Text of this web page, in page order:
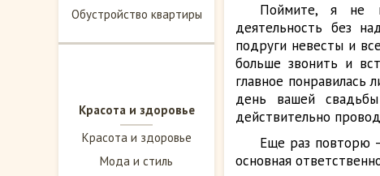
Обустройство квартиры
Красота и здоровье
Красота и здоровье
Мода и стиль
Поймите, я не
деятельность без
подруги невесты и
больше звонить и
главное понравилась
день вашей
действительно
Еще раз повторю
основная